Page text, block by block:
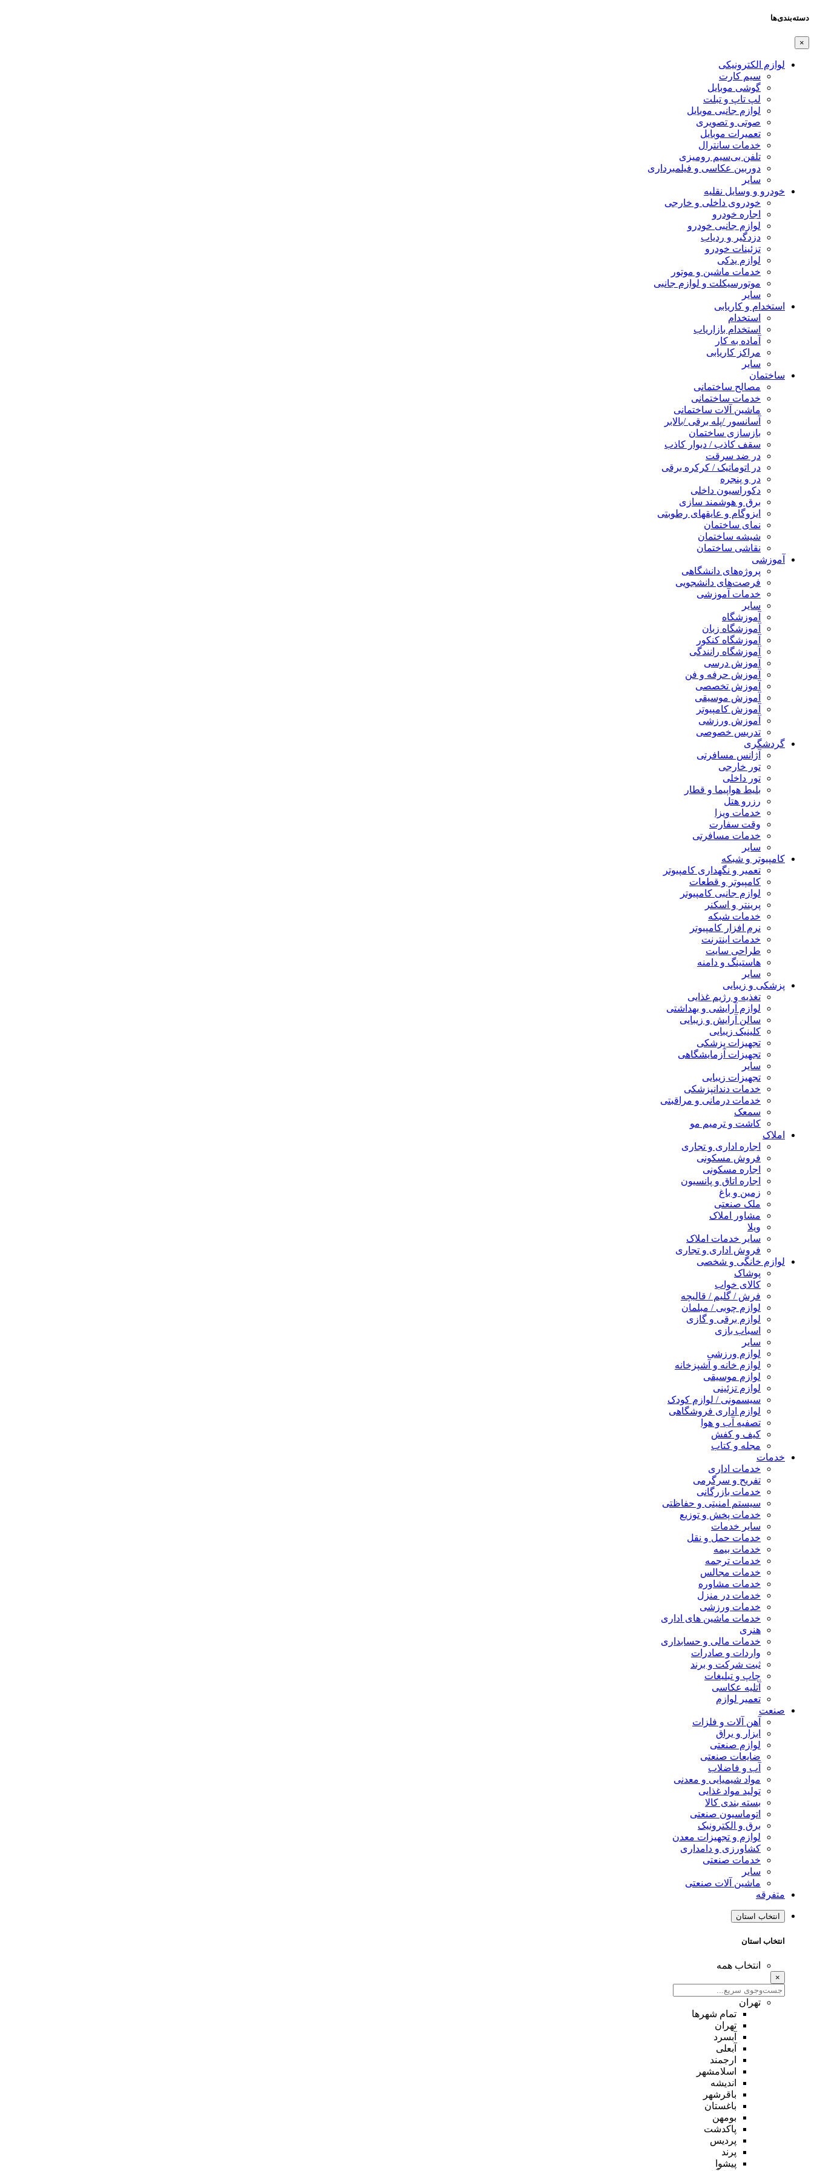
دسته‌بندی‌ها
×
لوازم الکترونیکی
سیم کارت
گوشی موبایل
لپ تاپ و تبلت
لوازم جانبی موبایل
صوتی و تصویری
تعمیرات موبایل
خدمات سانترال
تلفن بی‌سیم رومیزی
دوربین عکاسی و فیلمبرداری
سایر
خودرو و وسایل نقلیه
خودروی داخلی و خارجی
اجاره خودرو
لوازم جانبی خودرو
دزدگیر و ردیاب
تزئینات خودرو
لوازم یدکی
خدمات ماشین و موتور
موتورسیکلت و لوازم جانبی
سایر
استخدام و کاریابی
استخدام
استخدام بازاریاب
آماده به کار
مراکز کاریابی
سایر
ساختمان
مصالح ساختمانی
خدمات ساختمانی
ماشین آلات ساختمانی
آسانسور /پله برقی /بالابر
بازسازی ساختمان
سقف کاذب / دیوار کاذب
در ضد سرقت
در اتوماتیک / کرکره برقی
در و پنجره
دکوراسیون داخلی
برق و هوشمند سازی
ایزوگام و عایقهای رطوبتی
نمای ساختمان
شیشه ساختمان
نقاشی ساختمان
آموزشی
پروژه‌های دانشگاهی
فرصت‌های دانشجویی
خدمات آموزشی
سایر
آموزشگاه
آموزشگاه زبان
آموزشگاه کنکور
آموزشگاه رانندگی
آموزش درسی
آموزش حرفه و فن
آموزش تخصصی
آموزش موسیقی
آموزش کامپیوتر
آموزش ورزشی
تدریس خصوصی
گردشگری
آژانس مسافرتی
تور خارجی
تور داخلی
بلیط هواپیما و قطار
رزرو هتل
خدمات ویزا
وقت سفارت
خدمات مسافرتی
سایر
کامپیوتر و شبکه
تعمیر و نگهداری کامپیوتر
کامپیوتر و قطعات
لوازم جانبی کامپیوتر
پرینتر و اسکنر
خدمات شبکه
نرم افزار کامپیوتر
خدمات اینترنت
طراحی سایت
هاستینگ و دامنه
سایر
پزشکی و زیبایی
تغذیه و رژیم غذایی
لوازم آرایشی و بهداشتی
سالن آرایش و زیبایی
کلینیک زیبایی
تجهیزات پزشکی
تجهیزات آزمایشگاهی
سایر
تجهیزات زیبایی
خدمات دندانپزشکی
خدمات درمانی و مراقبتی
سمعک
کاشت و ترمیم مو
املاک
اجاره اداری و تجاری
فروش مسکونی
اجاره مسکونی
اجاره اتاق و پانسیون
زمین و باغ
ملک صنعتی
مشاور املاک
ویلا
سایر خدمات املاک
فروش اداری و تجاری
لوازم خانگی و شخصی
پوشاک
کالای خواب
فرش / گلیم / قالیچه
لوازم چوبی / مبلمان
لوازم برقی و گازی
اسباب بازی
سایر
لوازم ورزشی
لوازم خانه و آشپزخانه
لوازم موسیقی
لوازم تزئینی
سیسمونی / لوازم کودک
لوازم اداری فروشگاهی
تصفیه آب و هوا
کیف و کفش
مجله و کتاب
خدمات
خدمات اداری
تفریح و سرگرمی
خدمات بازرگانی
سیستم امنیتی و حفاظتی
خدمات پخش و توزیع
سایر خدمات
خدمات حمل و نقل
خدمات بیمه
خدمات ترجمه
خدمات مجالس
خدمات مشاوره
خدمات در منزل
خدمات ورزشی
خدمات ماشین های اداری
هنری
خدمات مالی و حسابداری
واردات و صادرات
ثبت شرکت و برند
چاپ و تبلیغات
آتلیه عکاسی
تعمیر لوازم
صنعت
آهن آلات و فلزات
ابزار و یراق
لوازم صنعتی
ضایعات صنعتی
آب و فاضلاب
مواد شیمیایی و معدنی
تولید مواد غذایی
بسته بندی کالا
اتوماسیون صنعتی
برق و الکترونیک
لوازم و تجهیزات معدن
کشاورزی و دامداری
خدمات صنعتی
سایر
ماشین آلات صنعتی
متفرقه
انتخاب استان
انتخاب استان
انتخاب همه
×
تهران
تمام شهر‌ها
تهران
آبسرد
آبعلی
ارجمند
اسلامشهر
اندیشه
باقرشهر
باغستان
بومهن
پاکدشت
پردیس
پرند
پیشوا